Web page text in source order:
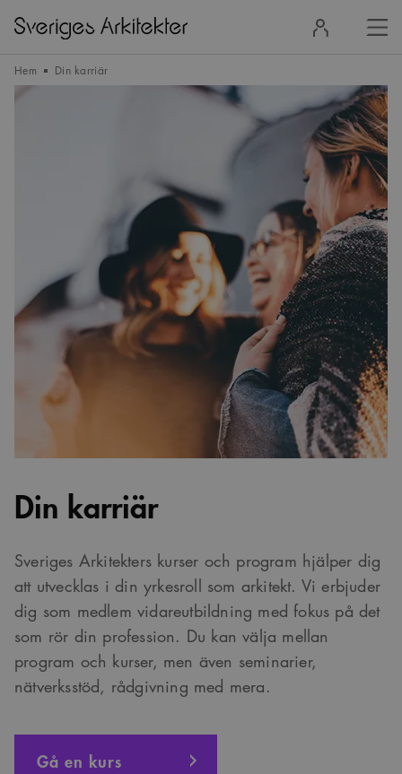
in
Hem Din karriär
Din karriär
Sveriges Arkitekters kurser och program hjälper dig
att utvecklas i din yrkesroll som arkitekt. Vi erbjuder
dig som medlem vidareutbildning med fokus på det
som rör din profession. Du kan välja mellan
program och kurser, men även seminarier,
nätverksstöd, rådgivning med mera.
Gå en kurs